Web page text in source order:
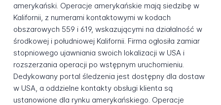
amerykański. Operacje amerykańskie mają siedzibę w
Kalifornii, z numerami kontaktowymi w kodach
obszarowych 559 i 619, wskazującymi na działalność w
środkowej i południowej Kalifornii. Firma ogłosiła zamiar
stopniowego ujawniania swoich lokalizacji w USA i
rozszerzania operacji po wstępnym uruchomieniu.
Dedykowany portal śledzenia jest dostępny dla dostaw
w USA, a oddzielne kontakty obsługi klienta są
ustanowione dla rynku amerykańskiego. Operacje